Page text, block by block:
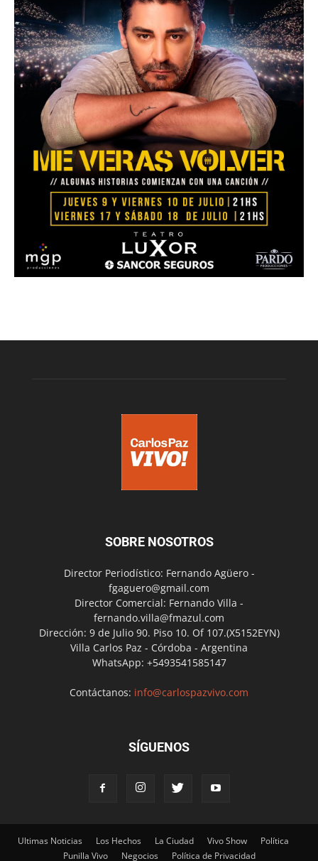
SOBRE NOSOTROS
Director Periodístico: Fernando Agüero -
fgaguero@gmail.com
Director Comercial: Fernando Villa -
fernando.villa@fmazul.com
Dirección: 9 de Julio 90. Piso 10. Of 107.(X5152EYN)
Villa Carlos Paz - Córdoba - Argentina
WhatsApp: +5493541585147
Contáctanos: info@carlospazvivo.com
SÍGUENOS
Ultimas Noticias Los Hechos La Ciudad Vivo Show
Política
Punilla Vivo
Negocios Política de Privacidad